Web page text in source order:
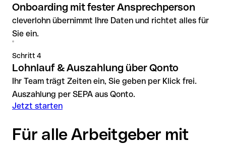
Onboarding mit fester Ansprechperson
cleverlohn übernimmt Ihre Daten und richtet alles für
Sie ein.
Schritt 4
Lohnlauf & Auszahlung über Qonto
Ihr Team trägt Zeiten ein, Sie geben per Klick frei.
Auszahlung per SEPA aus Qonto.
Jetzt starten
Für alle Arbeitgeber mit